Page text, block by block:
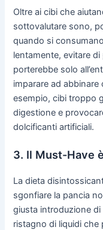
Oltre ai cibi che
sottovalutare sono,
quando si
lentamente, evitare
porterebbe solo
imparare ad
esempio, cibi troppo
digestione e
dolcificanti artificiali.
3. Il Must-Have
La dieta
sgonfiare la pancia
giusta introduzione
ristagno di liquidi